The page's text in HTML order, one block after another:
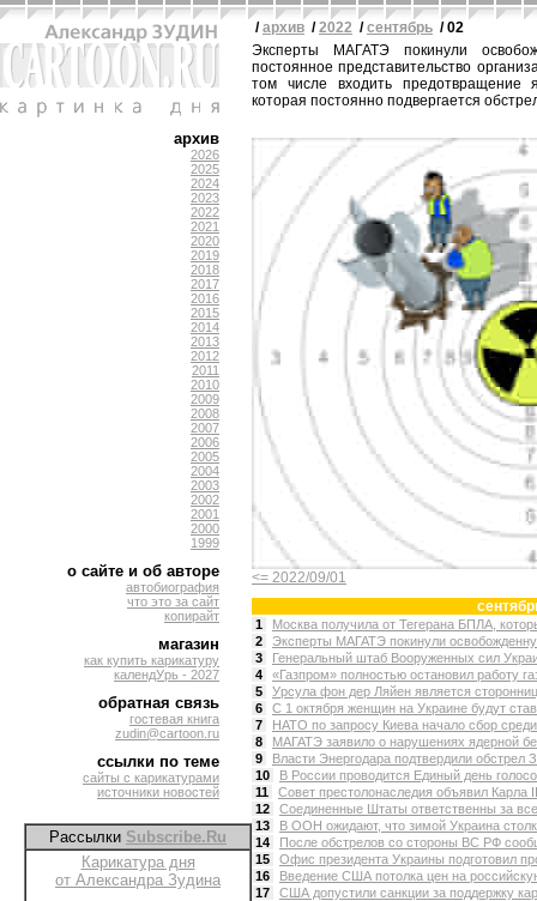
архив
2026
2025
2024
2023
2022
2021
2020
2019
2018
2017
2016
2015
2014
2013
2012
2011
2010
2009
2008
2007
2006
2005
2004
2003
2002
2001
2000
1999
о сайте и об авторе
автобиография
что это за сайт
копирайт
магазин
как купить карикатуру
календУрь - 2027
обратная связь
гостевая книга
zudin@cartoon.ru
ссылки по теме
сайты с карикатурами
источники новостей
Рассылки Subscribe.Ru
Карикатура дня
от Александра Зудина
/архив /2022 /сентябрь / 02
Эксперты МАГАТЭ покинули
постоянное представительство
том числе входить предотвращение
которая постоянно подвергается
<= 2022/09/01
1
Москва получила от Тегерана БПЛА,
2
Эксперты МАГАТЭ покинули
3
Генеральный штаб Вооруженных сил
4
«Газпром» полностью остановил работу
5
Урсула фон дер Ляйен является
6
С 1 октября женщин на Украине будут
7
НАТО по запросу Киева начало сбор
8
МАГАТЭ заявило о нарушениях ядерной
9
Власти Энергодара подтвердили
10
В России проводится Единый день
11
Совет престолонаследия объявил Карла
12
Соединенные Штаты ответственны за
13
В ООН ожидают, что зимой Украина
14
После обстрелов со стороны ВС РФ
15
Офис президента Украины подготовил
16
Введение США потолка цен на
17
США допустили санкции за поддержку